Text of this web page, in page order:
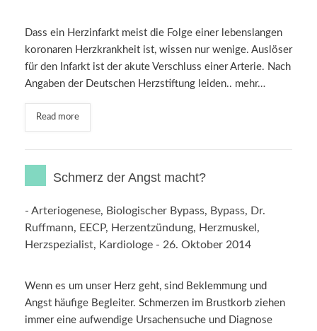
Dass ein Herzinfarkt meist die Folge einer lebenslangen
koronaren Herzkrankheit ist, wissen nur wenige. Auslöser
für den Infarkt ist der akute Verschluss einer Arterie. Nach
Angaben der Deutschen Herzstiftung leiden.. mehr…
Read more
Schmerz der Angst macht?
- Arteriogenese, Biologischer Bypass, Bypass, Dr.
Ruffmann, EECP, Herzentzündung, Herzmuskel ,
Herzspezialist, Kardiologe - 26. Oktober 2014
Wenn es um unser Herz geht, sind Beklemmung und
Angst häufige Begleiter. Schmerzen im Brustkorb ziehen
immer eine aufwendige Ursachensuche und Diagnose